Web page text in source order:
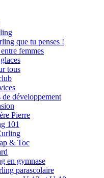
que tu penses !
femmes
tous
de développement
Pierre
101
& Toc
en gymnase
parascolaire